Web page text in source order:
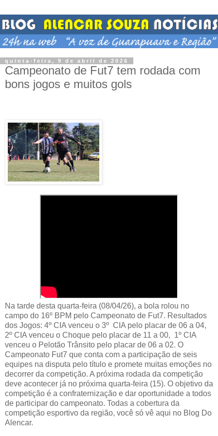
quinta-feira, 9 de abril de 2026
Campeonato de Fut7 tem rodada com
bons jogos e muitos gols
Na tarde desta quarta-feira (08/04/26), a bola rolou no
campo do 16º BPM pelo Campeonato de Fut7. Resultados
dos Jogos: 4º CIA venceu o 3º CIA pelo placar de 06 a 04,
2º CIA venceu o Choque pelo placar de 11 a 00, 1º CIA
venceu o Pelotão Trânsito pelo placar de 06 a 02. O
Campeonato Fut7 que conta com a participação de seis
equipes na disputa pelo título e promete muitas emoções no
decorrer da competição. A próxima rodada da competição
deve acontecer já no próxima quarta-feira (15). O objetivo da
competição é a confraternização e dar oportunidade a todos
de participar do campeonato. Todas a cobertura da
competição esportivo da região, você só vê aqui no Blog Do
Alencar.